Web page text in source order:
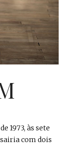
1973, às sete
sairia com dois